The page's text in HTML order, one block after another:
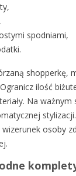
spodniami,
shopperkę,
ilość
Na ważnym
osoby